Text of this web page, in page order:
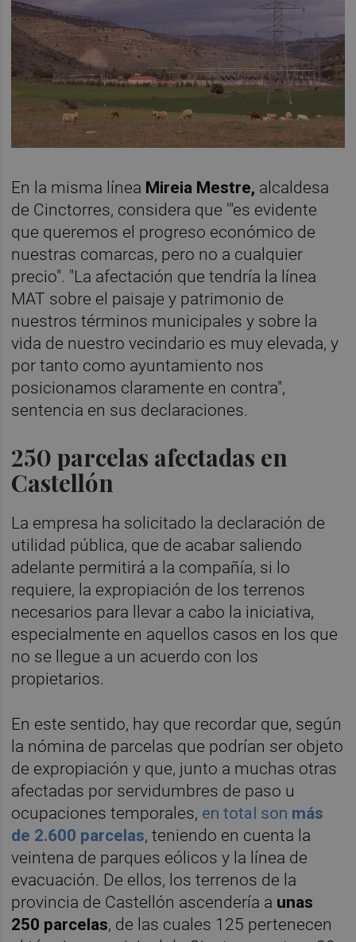
En la misma línea Mireia Mestre, alcaldesa
de Cinctorres, considera que '"es evidente
que queremos el progreso económico de
nuestras comarcas, pero no a cualquier
precio". "La afectación que tendría la línea
MAT sobre el paisaje y patrimonio de
nuestros términos municipales y sobre la
vida de nuestro vecindario es muy elevada, y
por tanto como ayuntamiento nos
posicionamos claramente en contra",
sentencia en sus declaraciones.
250 parcelas afectadas en
Castellón
La empresa ha solicitado la declaración de
utilidad pública, que de acabar saliendo
adelante permitirá a la compañía, si lo
requiere, la expropiación de los terrenos
necesarios para llevar a cabo la iniciativa,
especialmente en aquellos casos en los que
no se llegue a un acuerdo con los
propietarios.
En este sentido, hay que recordar que, según
la nómina de parcelas que podrían ser objeto
de expropiación y que, junto a muchas otras
afectadas por servidumbres de paso u
ocupaciones temporales, en total son más
de 2.600 parcelas, teniendo en cuenta la
veintena de parques eólicos y la línea de
evacuación. De ellos, los terrenos de la
provincia de Castellón ascendería a unas
250 parcelas, de las cuales 125 pertenecen